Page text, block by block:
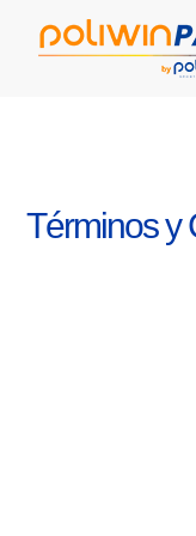
Términos y